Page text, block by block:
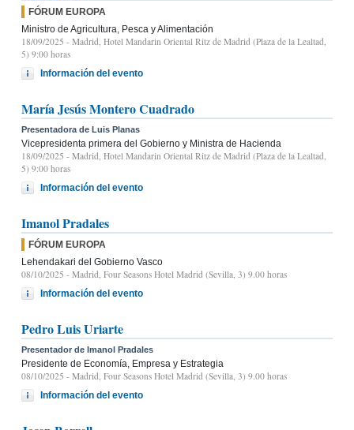
FÓRUM EUROPA
Ministro de Agricultura, Pesca y Alimentación
18/09/2025 - Madrid, Hotel Mandarin Oriental Ritz de Madrid (Plaza de la Lealtad,
5) 9:00 horas
Información del evento
María Jesús Montero Cuadrado
Presentadora de Luis Planas
Vicepresidenta primera del Gobierno y Ministra de Hacienda
18/09/2025 - Madrid, Hotel Mandarin Oriental Ritz de Madrid (Plaza de la Lealtad,
5) 9:00 horas
Información del evento
Imanol Pradales
FÓRUM EUROPA
Lehendakari del Gobierno Vasco
08/10/2025 - Madrid, Four Seasons Hotel Madrid (Sevilla, 3) 9.00 horas
Información del evento
Pedro Luis Uriarte
Presentador de Imanol Pradales
Presidente de Economía, Empresa y Estrategia
08/10/2025 - Madrid, Four Seasons Hotel Madrid (Sevilla, 3) 9.00 horas
Información del evento